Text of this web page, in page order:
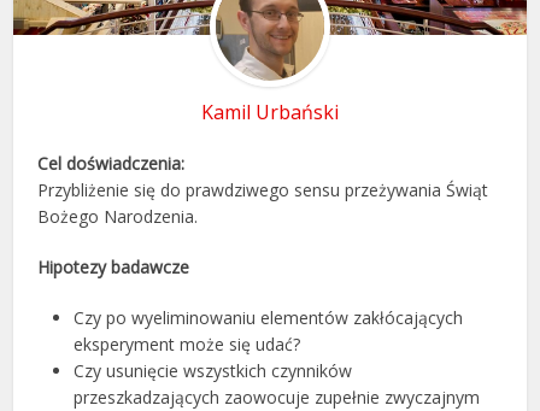
Kamil Urbański
Cel doświadczenia:
Przybliżenie się do prawdziwego sensu przeżywania Świąt
Bożego Narodzenia.
Hipotezy badawcze
Czy po wyeliminowaniu elementów zakłócających
eksperyment może się udać?
Czy usunięcie wszystkich czynników
przeszkadzających zaowocuje zupełnie zwyczajnym